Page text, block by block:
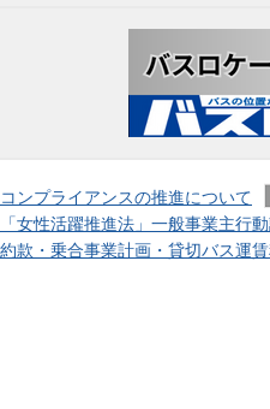
コンプライアンスの推進について
「女性活躍推進法」一般事業主行
約款・乗合事業計画・貸切バス運